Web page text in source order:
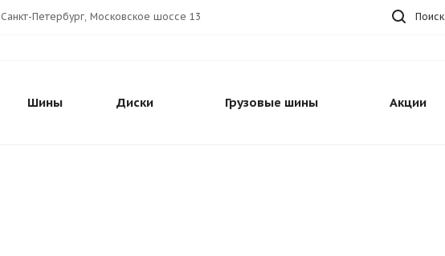
Санкт-Петербург, Московское шоссе 13 Поиск
Шины Диски Грузовые шины Акции